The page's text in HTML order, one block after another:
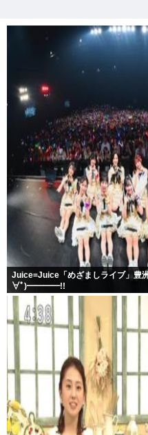
Juice=Juice「めざましライブ」
∀ﾟ)━━━━!!